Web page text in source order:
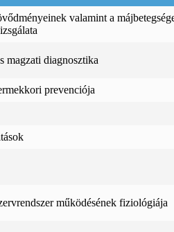
valamint a
magzati diagnosztika
prevenciója
működésének fiziológiája